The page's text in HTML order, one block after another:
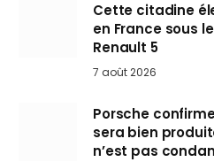
Cette citadine
en France sous
Renault 5
7 août 2026
Porsche
sera bien
n’est pas